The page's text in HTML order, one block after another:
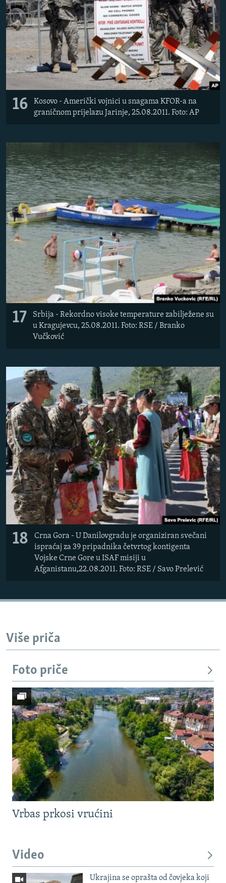
16
Kosovo - Američki vojnici u snagama KFOR-a na
graničnom prijelazu Jarinje, 25.08.2011. Foto: AP
17
Srbija - Rekordno visoke temperature zabilježene su
u Kragujevcu, 25.08.2011. Foto: RSE / Branko
Vučković
18
Crna Gora - U Danilovgradu je organiziran svečani
ispraćaj za 39 pripadnika četvrtog kontigenta
Vojske Crne Gore u ISAF misiji u
Afganistanu,22.08.2011. Foto: RSE / Savo Prelević
Više priča
Foto priče
Vrbas prkosi vrućini
Video
Ukrajina se oprašta od čovjeka koji